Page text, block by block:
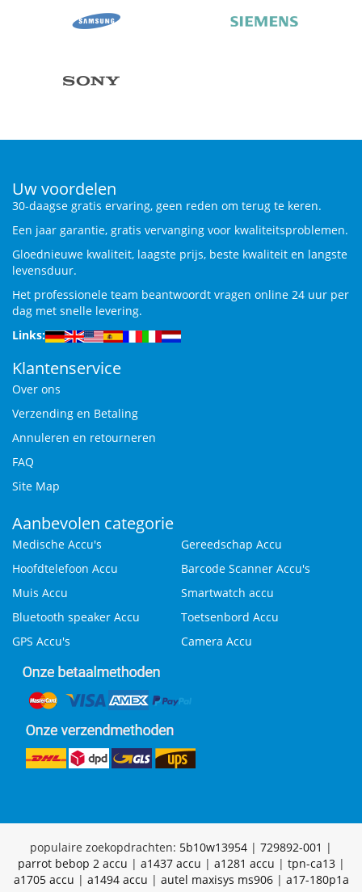
Uw voordelen
30-daagse gratis ervaring, geen reden om terug te keren.
Een jaar garantie, gratis vervanging voor kwaliteitsproblemen.
Gloednieuwe kwaliteit, laagste prijs, beste kwaliteit en langste
levensduur.
Het professionele team beantwoordt vragen online 24 uur per
dag met snelle levering.
Links:
Klantenservice
Over ons
Verzending en Betaling
Annuleren en retourneren
FAQ
Site Map
Aanbevolen categorie
Medische Accu's
Gereedschap Accu
Hoofdtelefoon Accu
Barcode Scanner Accu's
Muis Accu
Smartwatch accu
Bluetooth speaker Accu
Toetsenbord Accu
GPS Accu's
Camera Accu
populaire zoekopdrachten: 5b10w13954 | 729892-001 |
parrot bebop 2 accu | a1437 accu | a1281 accu | tpn-ca13|
a1705 accu | a1494 accu | autel maxisys ms906| a17-180p1a